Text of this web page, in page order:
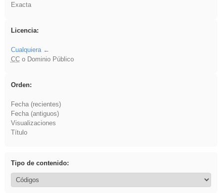
Exacta
Licencia:
Cualquiera
CCo Dominio Público
Orden:
Fecha (recientes)
Fecha (antiguos)
Visualizaciones
Título
Tipo de contenido: